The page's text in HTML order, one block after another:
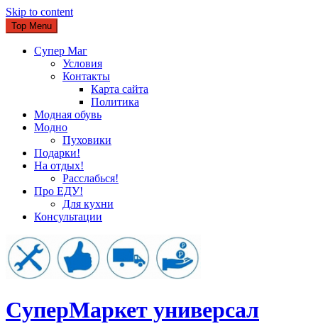
Skip to content
Top Menu
Супер Маг
Условия
Контакты
Карта сайта
Политика
Модная обувь
Модно
Пуховики
Подарки!
На отдых!
Расслабься!
Про ЕДУ!
Для кухни
Консультации
CуперМаркет универсал